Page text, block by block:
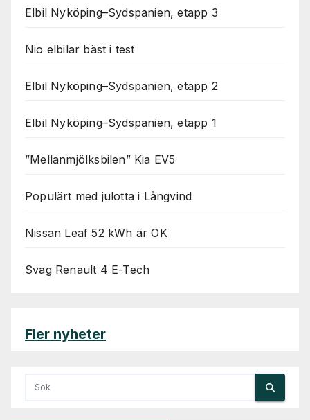
Elbil Nyköping–Sydspanien, etapp 3
Nio elbilar bäst i test
Elbil Nyköping–Sydspanien, etapp 2
Elbil Nyköping–Sydspanien, etapp 1
”Mellanmjölksbilen” Kia EV5
Populärt med julotta i Långvind
Nissan Leaf 52 kWh är OK
Svag Renault 4 E-Tech
Fler nyheter